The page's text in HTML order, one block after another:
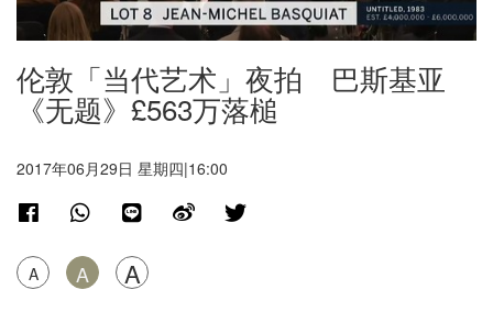
伦敦「当代艺术」夜拍 巴斯基亚
《无题》£563万落槌
2017年06月29日 星期四|16:00
A A A